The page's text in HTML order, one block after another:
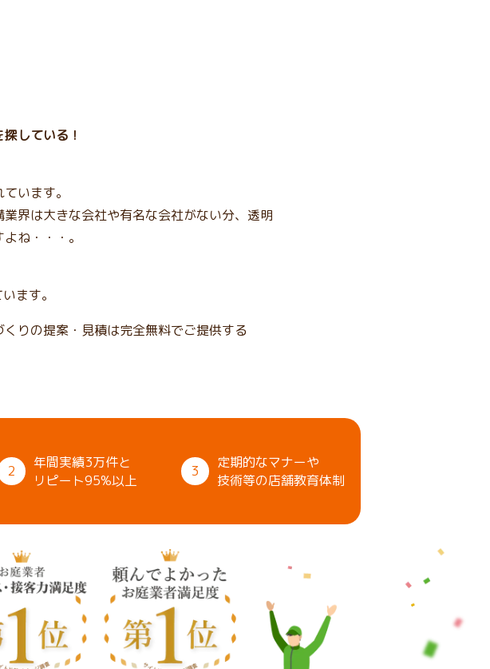
している！
います。
界は大きな会社や有名な会社がない分、透明
ね・・・。
ます。
りの提案・見積は完全無料でご提供する
2
年間実績3万件と
リピート95%以上
3
定期的なマナーや
技術等の店舗教育体制